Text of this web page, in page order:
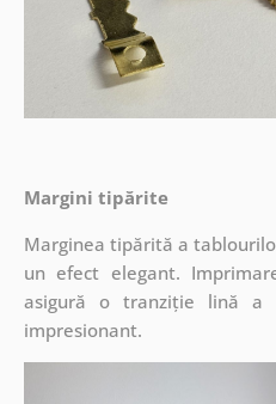
Margini tipărite
Marginea tipărită a
un efect elegant.
asigură o tranziție lină
impresionant.